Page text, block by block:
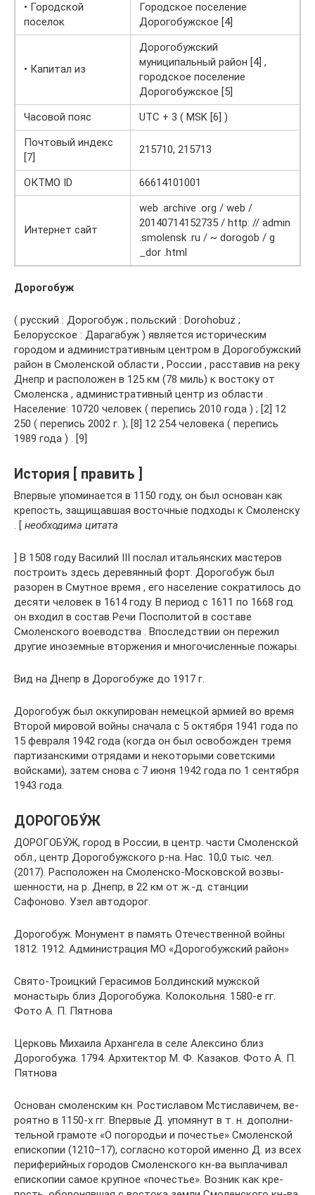
• Городской
поселок
Городское поселение
Дорогобужское [4]
• Капитал из
Дорогобужский
муниципальный район [4] ,
городское поселение
Дорогобужское [5]
Часовой пояс
UTC + 3 ( MSK [6] )
Почтовый индекс
[7]
215710, 215713
ОКТМО ID 66614101001
Интернет сайт
web .archive .org / web /
20140714152735 / http: // admin
.smolensk .ru / ~ dorogob / g
_dor .html
Дорогобуж
( русский : Дорогобуж ; польский : Dorohobuż ;
Белорусское : Дарагабуж ) является историческим
городом и административным центром в Дорогобужский
район в Смоленской области , России , расставив на реку
Днепр и расположен в 125 км (78 миль) к востоку от
Смоленска , административный центр из области .
Население: 10720 человек ( перепись 2010 года ) ; [2] 12
250 ( перепись 2002 г. ); [8] 12 254 человека ( перепись
1989 года ) . [9]
История [ править ]
Впервые упоминается в 1150 году, он был основан как
крепость, защищавшая восточные подходы к Смоленску
. [ необходима цитата
] В 1508 году Василий III послал итальянских мастеров
построить здесь деревянный форт. Дорогобуж был
разорен в Смутное время , его население сократилось до
десяти человек в 1614 году. В период с 1611 по 1668 год
он входил в состав Речи Посполитой в составе
Смоленского воеводства . Впоследствии он пережил
другие иноземные вторжения и многочисленные пожары.
Вид на Днепр в Дорогобуже до 1917 г.
Дорогобуж был оккупирован немецкой армией во время
Второй мировой войны сначала с 5 октября 1941 года по
15 февраля 1942 года (когда он был освобожден тремя
партизанскими отрядами и некоторыми советскими
войсками), затем снова с 7 июня 1942 года по 1 сентября
1943 года.
ДОРОГОБУ́Ж
ДОРОГОБУ́Ж, го­род в Рос­сии, в центр. час­ти Смо­лен­ской
обл., центр До­ро­го­буж­ско­го р-на. Нас. 10,0 тыс. чел.
(2017). Рас­по­ло­жен на Смо­лен­ско-Мо­с­ков­ской воз­вы­
шен­но­сти, на р. Днепр, в 22 км от ж.-д. станции
Сафоново. Узел ав­то­до­рог.
Дорогобуж. Монумент в память Отечественной войны
1812. 1912. Администрация МО «Дорогобужский район»
Свято-Троицкий Герасимов Болдинский мужской
монастырь близ Дорогобужа. Колокольня. 1580-е гг.
Фото А. П. Пятнова
Церковь Михаила Архангела в селе Алексино близ
Дорогобужа. 1794. Архитектор М. Ф. Казаков. Фото А. П.
Пятнова
Ос­но­ван смо­лен­ским кн. Рос­ти­сла­вом Мсти­сла­ви­чем, ве­
ро­ят­но в 1150-х гг. Впер­вые Д. упо­мя­нут в т. н. до­пол­ни­
тель­ной гра­мо­те «О по­го­ро­дьи и по­че­стье» Смо­лен­ской
епи­ско­пии (1210–17), со­глас­но ко­то­рой имен­но Д. из всех
пе­ри­фе­рий­ных го­ро­дов Смо­лен­ско­го кн-ва вы­пла­чи­вал
епи­ско­пии са­мое круп­ное «по­че­стье». Воз­ник как кре­